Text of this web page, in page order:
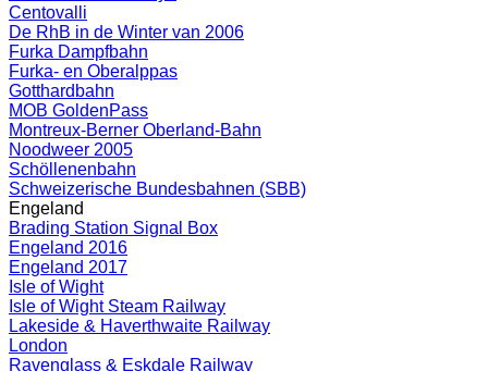
Centovalli
De RhB in de Winter van 2006
Furka Dampfbahn
Furka- en Oberalppas
Gotthardbahn
MOB GoldenPass
Montreux-Berner Oberland-Bahn
Noodweer 2005
Schöllenenbahn
Schweizerische Bundesbahnen (SBB)
Engeland
Brading Station Signal Box
Engeland 2016
Engeland 2017
Isle of Wight
Isle of Wight Steam Railway
Lakeside & Haverthwaite Railway
London
Ravenglass & Eskdale Railway